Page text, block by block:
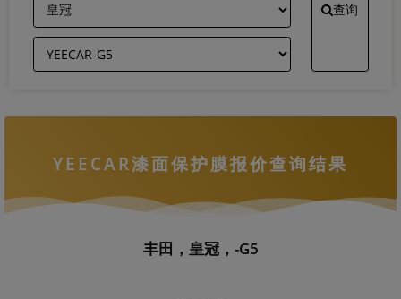
查询
YEECAR漆面保护膜报价查询结果
丰田，皇冠，-G5